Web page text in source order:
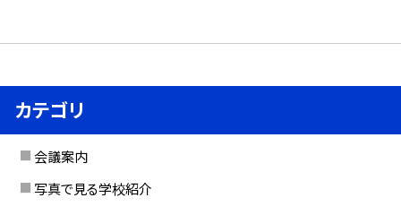
カテゴリ
会議案内
写真で見る学校紹介